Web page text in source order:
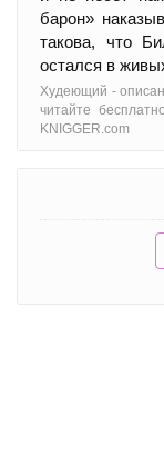
барон»
такова, что
остался в
Худеющий -
читайте
KNIGGER.com